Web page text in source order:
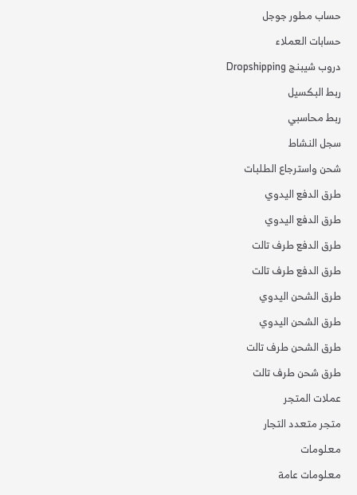
حساب مطور جوجل
حسابات العملاء
دروب شيبنج Dropshipping
ربط البكسيل
ربط محاسبي
سجل النشاط
شحن واسترجاع الطلبات
طرق الدفع اليدوي
طرق الدفع اليدوي
طرق الدفع طرف تالت
طرق الدفع طرف تالت
طرق الشحن اليدوي
طرق الشحن اليدوي
طرق الشحن طرف تالت
طرق شحن طرف تالت
عملات المتجر
متجر متعدد التجار
معلومات
معلومات عامة